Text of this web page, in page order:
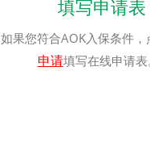
填写申请表
如果您符合AOK入保条件，
申请填写在线申请表